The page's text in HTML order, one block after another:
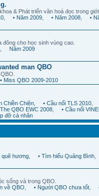
& Phát triển văn hoá đọc trong
• Năm 2009 • Năm 2008 •
cho học sinh vùng cao.
Năm 2009
man QBO
• Miss QBO 2009-2010
Chiền Chiện • Cầu nối TLS 2010
The QBO EWC 2008 • Cầu nối
đỡ cá nhân
quê hương • Tìm hiểu Quảng Bình
sống và trong QBO.
về QBO • Người QBO chưa tốt